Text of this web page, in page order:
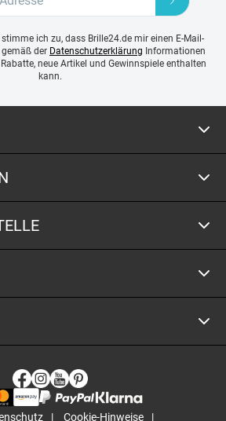
ich zu, dass Brille24.de mir einen E-Mail-
der Datenschutzerklärung Informationen
neue Artikel und Gewinnspiele enthalten
kann.
Cookie-Hinweise